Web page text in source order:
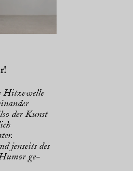
Hitzewelle
der Kunst
jenseits des
ge-